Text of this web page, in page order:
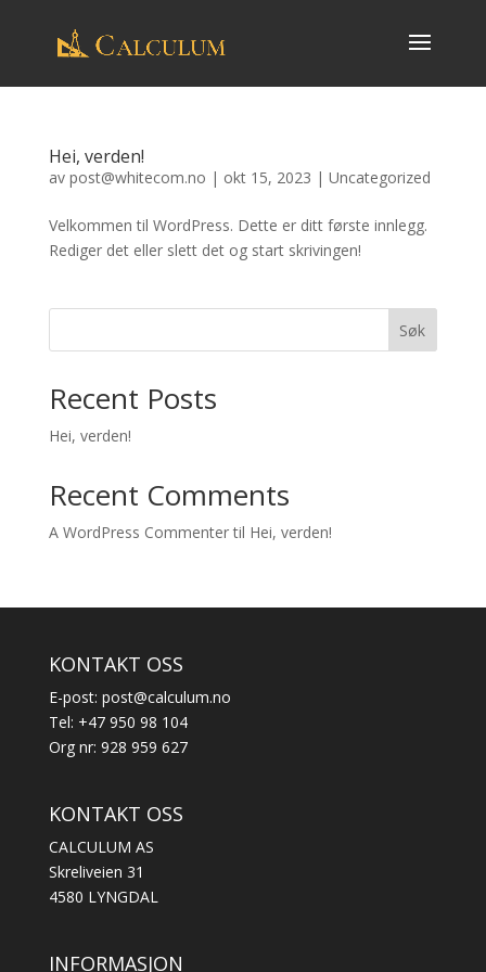
Hei, verden!
av post@whitecom.no | okt 15, 2023 | Uncategorized
Velkommen til WordPress. Dette er ditt første innlegg.
Rediger det eller slett det og start skrivingen!
Søk
Recent Posts
Hei, verden!
Recent Comments
A WordPress Commentertil Hei, verden!
KONTAKT OSS
E-post: post@calculum.no
Tel: +47 950 98 104
Org nr: 928 959 627
KONTAKT OSS
CALCULUM AS
Skreliveien 31
4580 LYNGDAL
INFORMASJON